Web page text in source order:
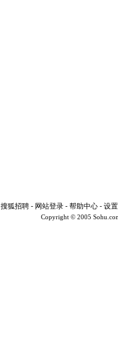
搜狐招聘 - 网站登录 - 帮助中心 - 设
Copyright © 2005